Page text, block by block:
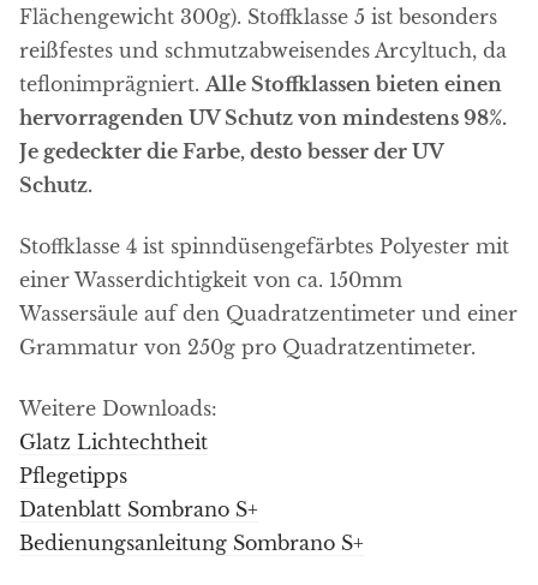
Flächengewicht 300g). Stoffklasse 5 ist besonders
reißfestes und schmutzabweisendes Arcyltuch, da
teflonimprägniert.Alle Stoffklassen bieten einen
hervorragenden UV Schutz von mindestens 98%.
Je gedeckter die Farbe, desto besser der UV
Schutz.
Stoffklasse 4 ist spinndüsengefärbtes Polyester mit
einer Wasserdichtigkeit von ca. 150mm
Wassersäule auf den Quadratzentimeter und einer
Grammatur von 250g pro Quadratzentimeter.
Weitere Downloads:
Glatz Lichtechtheit
Pflegetipps
Datenblatt Sombrano S+
Bedienungsanleitung Sombrano S+